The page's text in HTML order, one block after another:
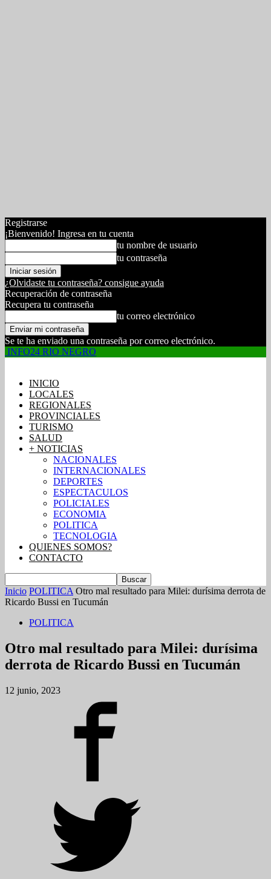
Registrarse
¡Bienvenido! Ingresa en tu cuenta
tu nombre de usuario
tu contraseña
¿Olvidaste tu contraseña? consigue ayuda
Recuperación de contraseña
Recupera tu contraseña
tu correo electrónico
Se te ha enviado una contraseña por correo electrónico.
INFO24 RIO NEGRO
INICIO
LOCALES
REGIONALES
PROVINCIALES
TURISMO
SALUD
+ NOTICIAS
NACIONALES
INTERNACIONALES
DEPORTES
ESPECTACULOS
POLICIALES
ECONOMIA
POLITICA
TECNOLOGIA
QUIENES SOMOS?
CONTACTO
Inicio POLITICA Otro mal resultado para Milei: durísima derrota de
Ricardo Bussi en Tucumán
POLITICA
Otro mal resultado para Milei: durísima
derrota de Ricardo Bussi en Tucumán
12 junio, 2023